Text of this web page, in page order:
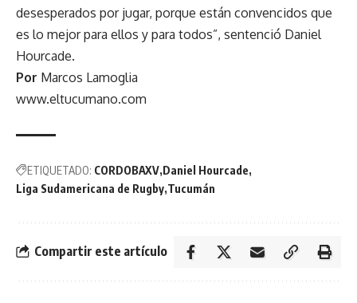
desesperados por jugar, porque están convencidos que
es lo mejor para ellos y para todos”, sentenció Daniel
Hourcade.
Por Marcos Lamoglia
www.eltucumano.com
ETIQUETADO: CORDOBAXV Daniel Hourcade
Liga Sudamericana de Rugby Tucumán
Compartir este artículo